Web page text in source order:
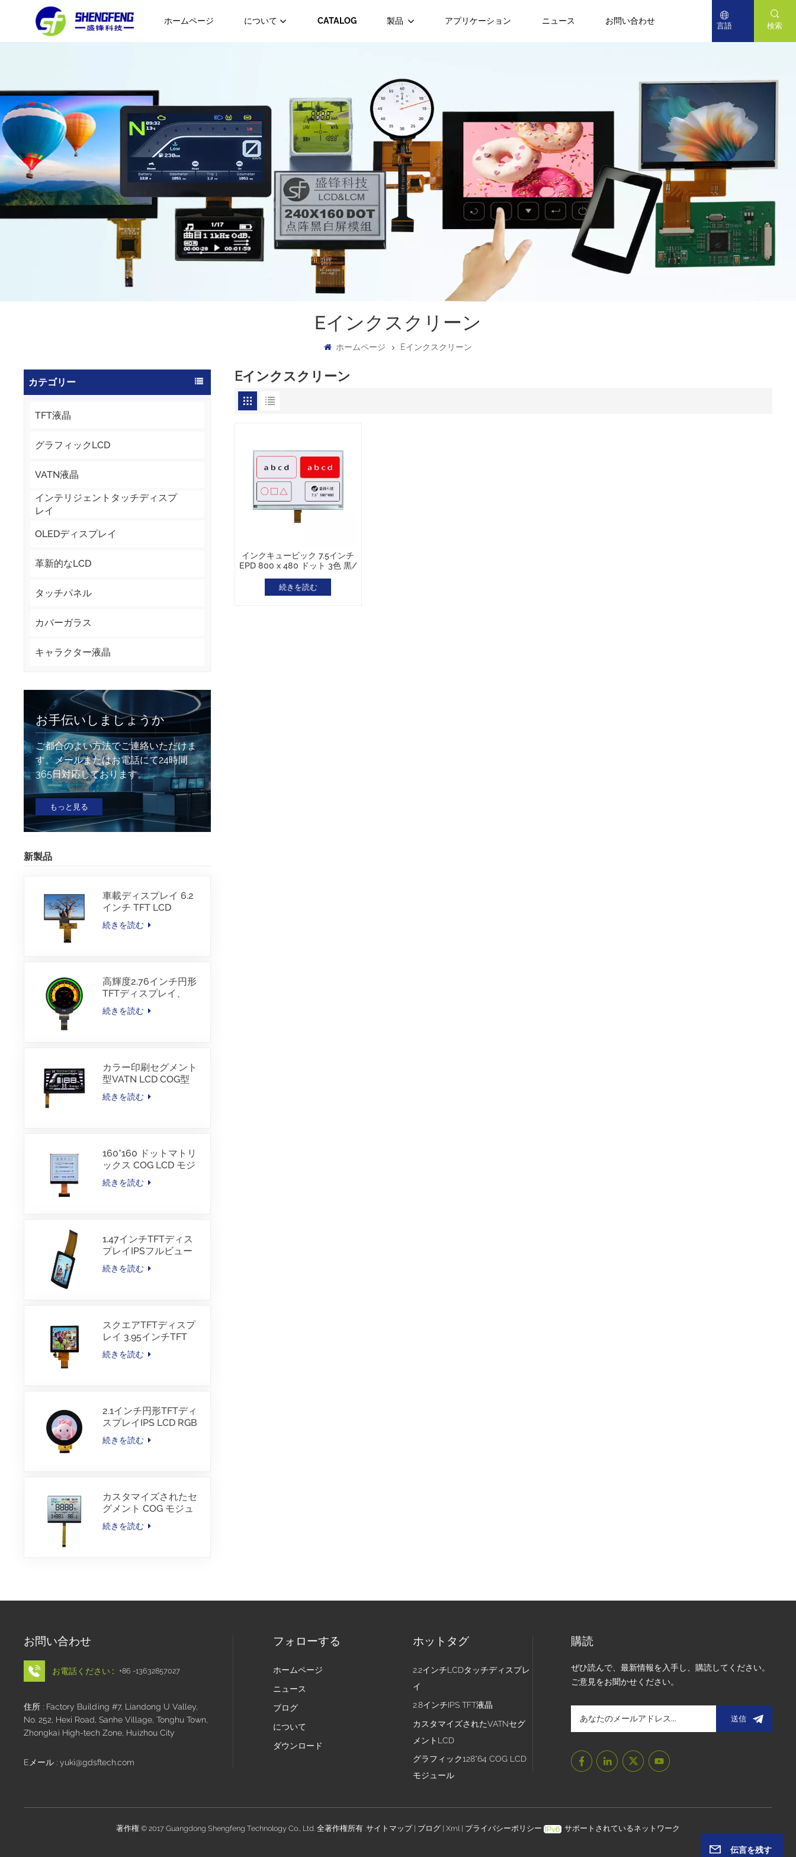
ホームページ について CATALOG 製品 アプリケーション ニュース お問い合わせ 検索
言語
English
Deutsch
日本語
Eインクスクリーン
ホームページ Eインクスクリーン
カテゴリー
TFT液晶
グラフィックLCD
VATN液晶
インテリジェントタッチディスプ
レイ
OLEDディスプレイ
革新的なLCD
タッチパネル
カバーガラス
キャラクター液晶
お手伝いしましょうか
ご都合のよい方法でご連絡いただけま
す。メールまたはお電話にて24時間
365日対応しております。
もっと見る
新製品
車載ディスプレイ 6.2
インチ TFT LCD
1024*600 IPS TFTイン
ターフェース ドライバ
続きを読む
高輝度2.76インチ円形
TFTディスプレイ、
480×480解像度、
1000nits、MIPIインタ
続きを読む
カラー印刷セグメント
型VATN LCD COG型
LCD、IICインターフェ
ース付き、電動自転車
続きを読む
160*160 ドットマトリ
ックス COG LCD モジ
ュール FSTN LCD 中国
サプライヤー
続きを読む
1.47インチTFTディス
プレイIPSフルビュー
172×320解像度画面
続きを読む
スクエアTFTディスプ
レイ 3.95インチTFT
LCD 480*480 40ピン
RGBインターフェース
続きを読む
2.1インチ円形TFTディ
スプレイIPS LCD RGB
インターフェース
続きを読む
カスタマイズされたセ
グメント COG モジュ
ール TN LCD（カラー
印刷付き）
続きを読む
Eインクスクリーン
インクキュービック 7.5インチ
EPD 800 x 480 ドット 3色 黒/
続きを読む
お問い合わせ
お電話ください : +86 -13632857027
住所 : Factory Building #7, Liandong U Valley,
No. 252, Hexi Road, Sanhe Village, Tonghu Town,
Zhongkai High-tech Zone, Huizhou City
Eメール : yuki@gdsftech.com
フォローする
ホームページ
ニュース
ブログ
について
ダウンロード
ホットタグ
2.2インチLCDタッチディスプレ
イ
2.8インチIPS TFT液晶
カスタマイズされたVATNセグ
メントLCD
グラフィック128*64 COG LCD
モジュール
購読
ぜひ読んで、最新情報を入手し、購読してください。
ご意見をお聞かせください。
送信
著作権 © 2017 Guangdong Shengfeng Technology Co., Ltd. 全著作権所有 .サイトマップ | ブログ |Xml | プライバシーポリシー サポートされているネットワーク
伝言を残す